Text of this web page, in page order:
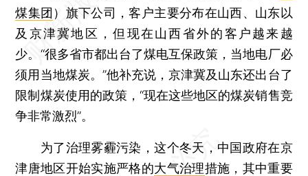
煤集团 ）旗下公司，客户主要分布在山西、山东以
及京津冀地区，但现在山西省外的客户越来越
少。“很多省市都出台了煤电互保政策，当地电厂必
须用当地煤炭。”他补充说，京津冀及山东还出台了
限制煤炭使用的政策，“现在这些地区的煤炭销售竞
争非常激烈”。
为了治理雾霾污染，这个冬天，中国政府在京
津唐地区开始实施严格的大气治理措施，其中重要